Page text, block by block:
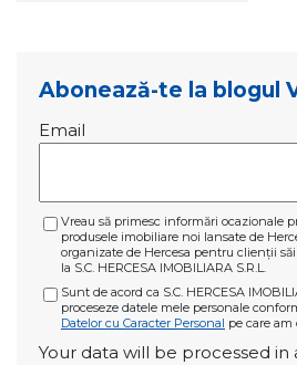
Abonează-te la blogul
Email
Vreau să primesc informări ocazionale
produsele imobiliare noi lansate de
organizate de Hercesa pentru clienții
la S.C. HERCESA IMOBILIARA S.R.L.
Sunt de acord ca S.C. HERCESA
proceseze datele mele personale
Datelor cu Caracter Personal pe care
Your data will be processed